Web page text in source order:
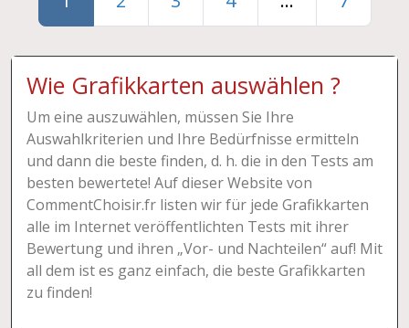
Wie Grafikkarten auswählen ?
Um eine auszuwählen, müssen Sie Ihre
Auswahlkriterien und Ihre Bedürfnisse ermitteln
und dann die beste finden, d. h. die in den Tests am
besten bewertete! Auf dieser Website von
CommentChoisir.fr listen wir für jede Grafikkarten
alle im Internet veröffentlichten Tests mit ihrer
Bewertung und ihren „Vor- und Nachteilen“ auf! Mit
all dem ist es ganz einfach, die beste Grafikkarten
zu finden!